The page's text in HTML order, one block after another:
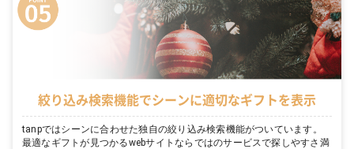
絞り込み検索機能でシーンに適切なギフトを表示
tanpではシーンに合わせた独自の絞り込み検索機能がついています。
最適なギフトが見つかるwebサイトならではのサービスで探しやすさ満